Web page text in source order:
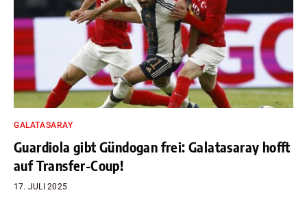
GALATASARAY
Guardiola gibt Gündogan frei: Galatasaray hofft
auf Transfer-Coup!
17. JULI 2025